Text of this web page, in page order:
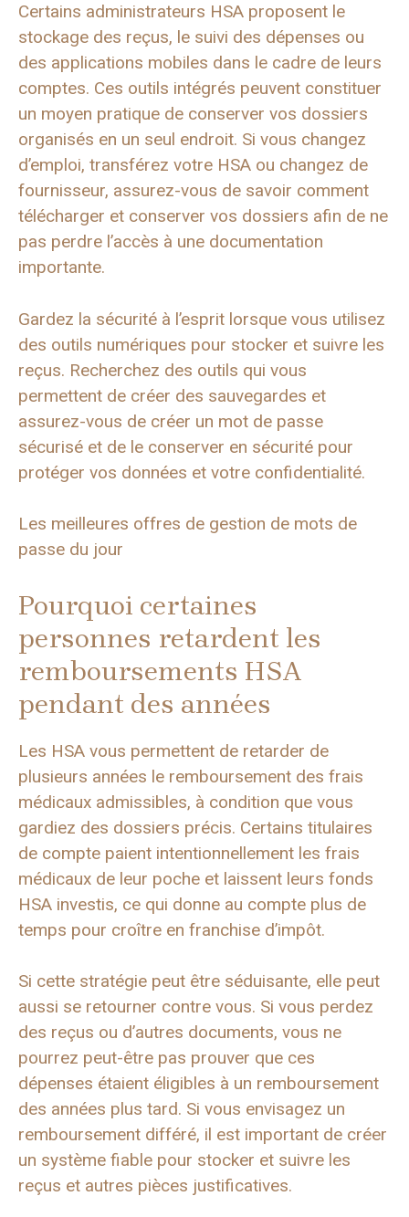
Certains administrateurs HSA proposent le
stockage des reçus, le suivi des dépenses ou
des applications mobiles dans le cadre de leurs
comptes. Ces outils intégrés peuvent constituer
un moyen pratique de conserver vos dossiers
organisés en un seul endroit. Si vous changez
d’emploi, transférez votre HSA ou changez de
fournisseur, assurez-vous de savoir comment
télécharger et conserver vos dossiers afin de ne
pas perdre l’accès à une documentation
importante.
Gardez la sécurité à l’esprit lorsque vous utilisez
des outils numériques pour stocker et suivre les
reçus. Recherchez des outils qui vous
permettent de créer des sauvegardes et
assurez-vous de créer un mot de passe
sécurisé et de le conserver en sécurité pour
protéger vos données et votre confidentialité.
Les meilleures offres de gestion de mots de
passe du jour
Pourquoi certaines
personnes retardent les
remboursements HSA
pendant des années
Les HSA vous permettent de retarder de
plusieurs années le remboursement des frais
médicaux admissibles, à condition que vous
gardiez des dossiers précis. Certains titulaires
de compte paient intentionnellement les frais
médicaux de leur poche et laissent leurs fonds
HSA investis, ce qui donne au compte plus de
temps pour croître en franchise d’impôt.
Si cette stratégie peut être séduisante, elle peut
aussi se retourner contre vous. Si vous perdez
des reçus ou d’autres documents, vous ne
pourrez peut-être pas prouver que ces
dépenses étaient éligibles à un remboursement
des années plus tard. Si vous envisagez un
remboursement différé, il est important de créer
un système fiable pour stocker et suivre les
reçus et autres pièces justificatives.